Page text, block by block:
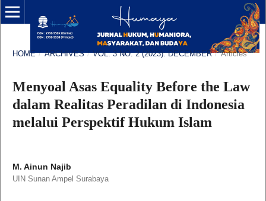
HOME / ARCHIVES / VOL. 3 NO. 2 (2023): DECEMBER / Articles
Menyoal Asas Equality Before the Law
dalam Realitas Peradilan di Indonesia
melalui Perspektif Hukum Islam
M. Ainun Najib
UIN Sunan Ampel Surabaya